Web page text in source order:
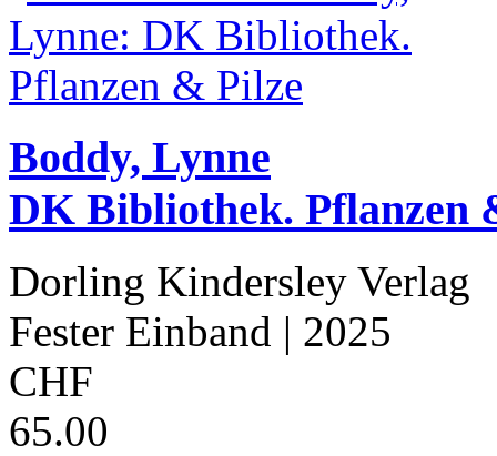
Boddy, Lynne
DK Bibliothek. Pflanzen
Dorling Kindersley Verlag
Fester Einband | 2025
CHF
65.00